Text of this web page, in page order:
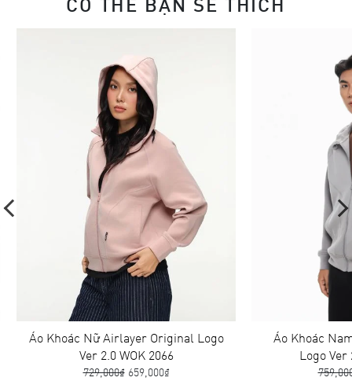
Áo Khoác Nữ Airlayer Original Logo
Ver 2.0 WOK 2066
729,000₫ 659,000₫
Áo Khoác
Logo Ver
759,000₫